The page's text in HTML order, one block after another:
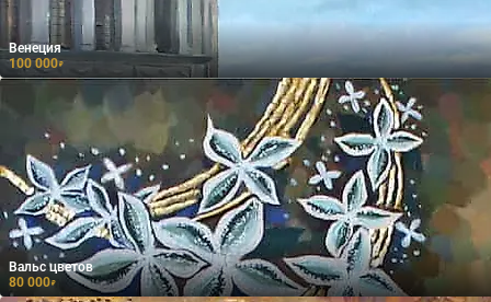
Венеция
100 000₽
Вальс цветов
80 000₽